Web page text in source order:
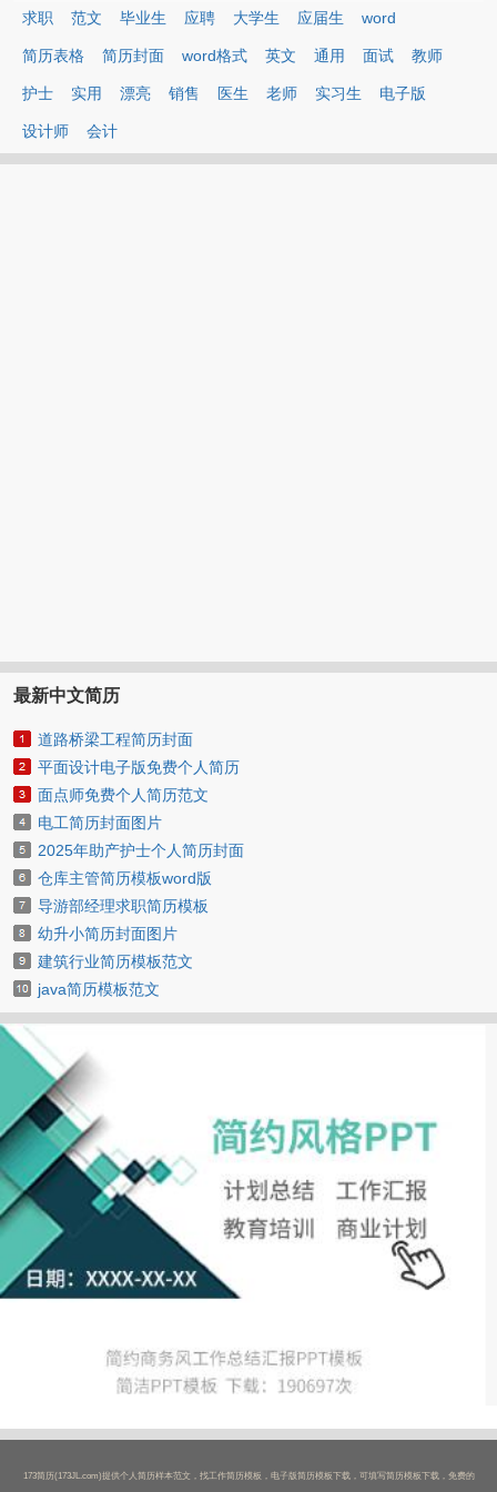
求职 范文 毕业生 应聘 大学生 应届生 word
简历表格 简历封面 word格式 英文 通用 面试 教师
护士 实用 漂亮 销售 医生 老师 实习生 电子版
设计师 会计
最新中文简历
道路桥梁工程简历封面
平面设计电子版免费个人简历
面点师免费个人简历范文
电工简历封面图片
2025年助产护士个人简历封面
仓库主管简历模板word版
导游部经理求职简历模板
幼升小简历封面图片
建筑行业简历模板范文
java简历模板范文
173简历(173JL.com)提供个人简历样本范文，找工作简历模板，电子版简历模板下载，可填写简历模板下载，免费的